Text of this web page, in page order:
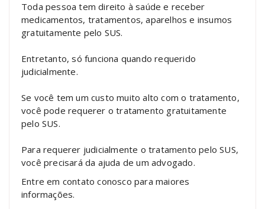
Toda pessoa tem direito à saúde e receber
medicamentos, tratamentos, aparelhos e insumos
gratuitamente pelo SUS.
Entretanto, só funciona quando requerido
judicialmente.
Se você tem um custo muito alto com o tratamento,
você pode requerer o tratamento gratuitamente
pelo SUS.
Para requerer judicialmente o tratamento pelo SUS,
você precisará da ajuda de um advogado.
Entre em contato conosco para maiores
informações.